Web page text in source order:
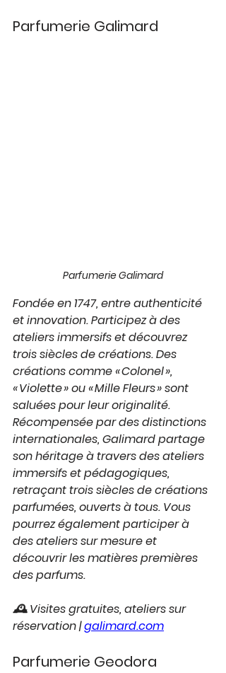
Parfumerie Galimard
Parfumerie Galimard
Fondée en 1747, entre authenticité
et innovation. Participez à des
ateliers immersifs et découvrez
trois siècles de créations. Des
créations comme « Colonel »,
« Violette » ou « Mille Fleurs » sont
saluées pour leur originalité.
Récompensée par des distinctions
internationales, Galimard partage
son héritage à travers des ateliers
immersifs et pédagogiques,
retraçant trois siècles de créations
parfumées, ouverts à tous. Vous
pourrez également participer à
des ateliers sur mesure et
découvrir les matières premières
des parfums.
🕰 Visites gratuites, ateliers sur
réservation | galimard.com
Parfumerie Geodora